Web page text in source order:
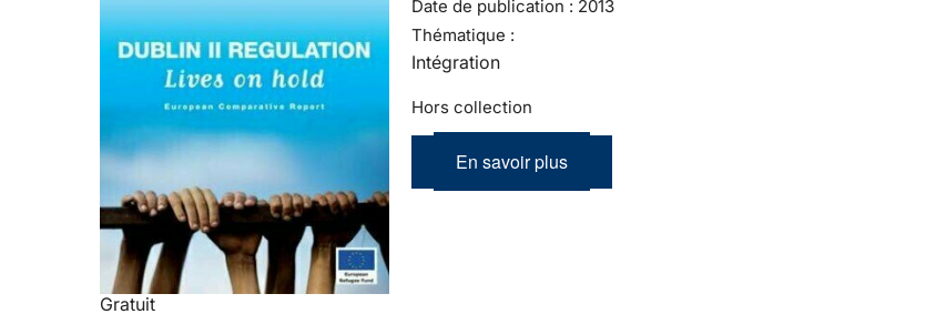
Gratuit
Date de publication : 2013
Thématique :
Intégration
Hors collection
En savoir plus